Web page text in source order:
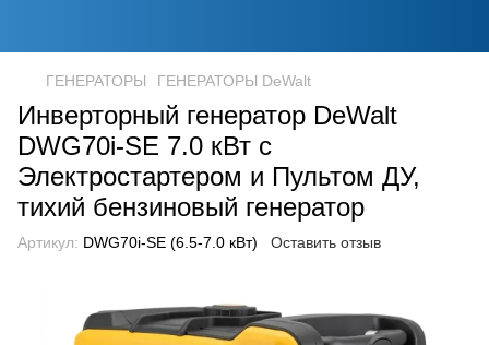
ГЕНЕРАТОРЫ ГЕНЕРАТОРЫ DeWalt
Инверторный генератор DeWalt
DWG70i-SE 7.0 кВт с
Электростартером и Пультом ДУ,
тихий бензиновый генератор
Артикул: DWG70i-SE (6.5-7.0 кВт) Оставить отзыв